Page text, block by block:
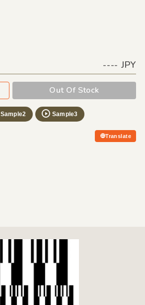
---- JPY
Out Of Stock
Sample2 Sample3
Translate